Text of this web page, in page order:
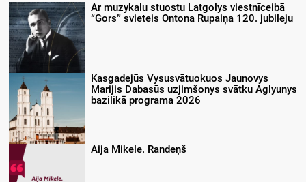
Ar muzykalu stuostu Latgolys viestnīceibā
“Gors” svieteis Ontona Rupaiņa 120. jubileju
Kasgadejūs Vysusvātuokuos Jaunovys
Marijis Dabasūs uzjimšonys svātku Aglyunys
bazilikā programa 2026
Aija Mikele. Randeņš